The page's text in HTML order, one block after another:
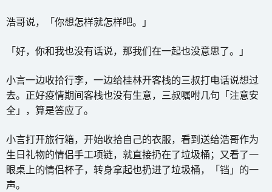
浩哥说，「你想怎样就怎样吧。」
「好，你和我也没有话说，那我们在一起也没意思了。」
小言一边收拾行李，一边给桂林开客栈的三叔打电话说想过
去。正好疫情期间客栈也没有生意，三叔嘱咐几句「注意安
全」，算是答应了。
小言打开旅行箱，开始收拾自己的衣服，看到送给浩哥作为
生日礼物的情侣手工项链，就直接扔在了垃圾桶；又看了一
眼桌上的情侣杯子，转身拿起也扔进了垃圾桶，「铛」的一
声。